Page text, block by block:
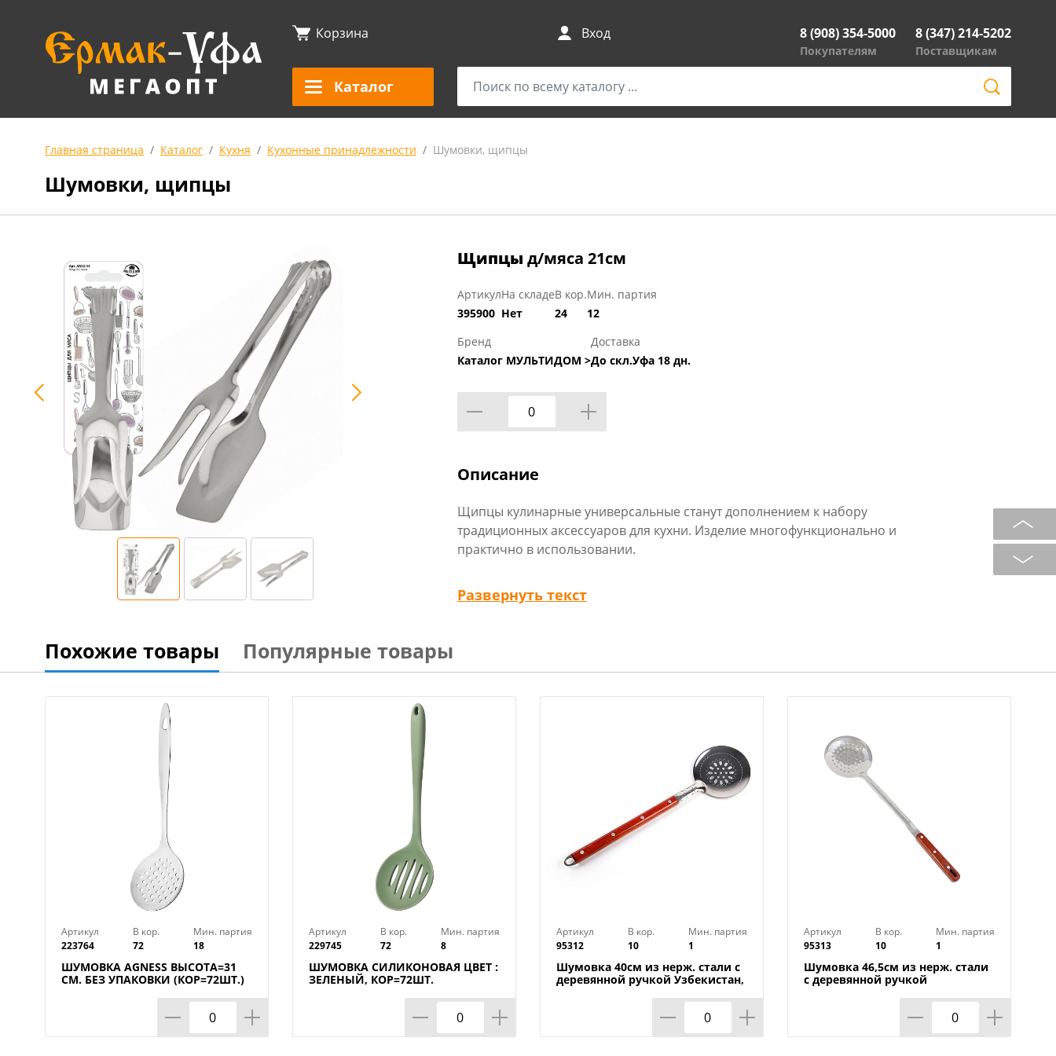
Корзина Вход 8 (908) 354-5000
Покупателям
8 (347) 214-5202
Поставщикам
Каталог
Главная страница Каталог Кухня Кухонные принадлежности Шумовки, щипцы
Шумовки, щипцы
Щипцы д/мяса 21см
Артикул
395900
На складе
Нет
В кор.
24
Мин. партия
12
Бренд
Каталог МУЛЬТИДОМ >
Доставка
До скл.Уфа 18 дн.
Описание
Щипцы кулинарные универсальные станут дополнением к набору
традиционных аксессуаров для кухни. Изделие многофункционально и
практично в использовании.
Перемешивайте салаты; переворачивайте шпикачки, мясо, рыбу и овощи
во время жарки на сковороде или гриле.
Развернуть текст
Похожие товары Популярные товары
Артикул
223764
В кор.
72
Мин. партия
18
ШУМОВКА AGNESS ВЫСОТА=31
СМ. БЕЗ УПАКОВКИ (КОР=72ШТ.)
Артикул
229745
В кор.
72
Мин. партия
8
ШУМОВКА СИЛИКОНОВАЯ ЦВЕТ :
ЗЕЛЕНЫЙ, КОР=72ШТ.
Артикул
95312
В кор.
10
Мин. партия
1
Шумовка 40см из нерж. стали с
деревянной ручкой Узбекистан,
Артикул
95313
В кор.
10
Мин. партия
1
Шумовка 46,5см из нерж. стали
с деревянной ручкой